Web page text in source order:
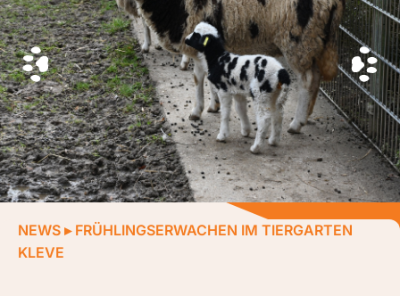
NEWS ▸ FRÜHLINGSERWACHEN IM TIERGARTEN
KLEVE